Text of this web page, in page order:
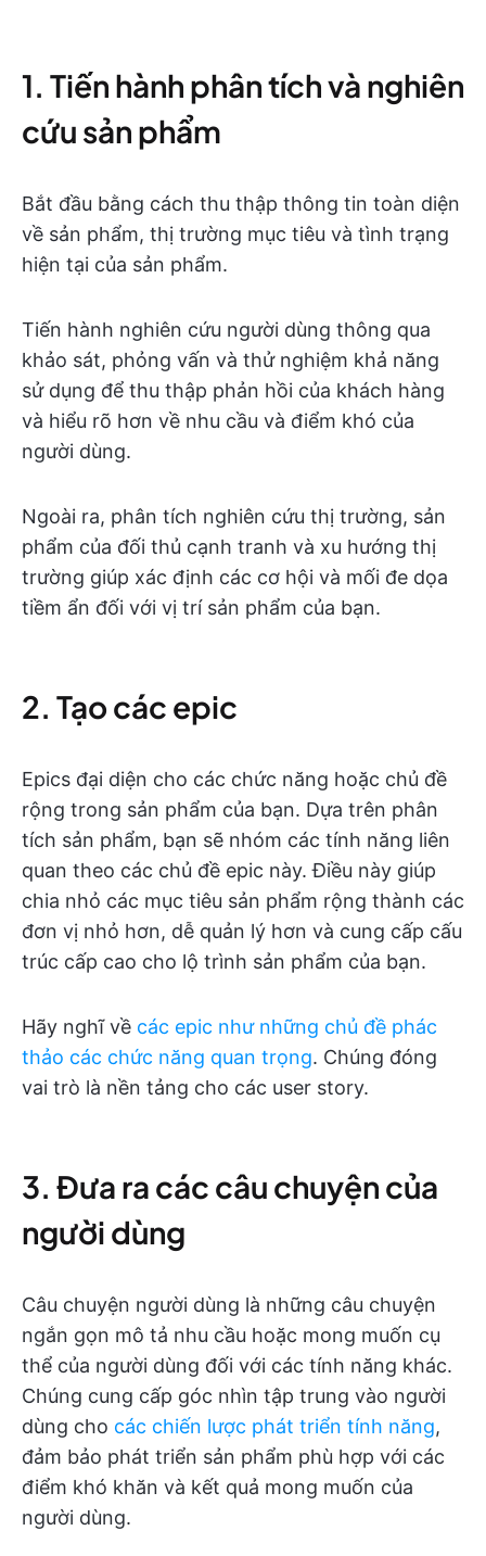
1. Tiến hành phân tích và nghiên
cứu sản phẩm
Bắt đầu bằng cách thu thập thông tin toàn diện
về sản phẩm, thị trường mục tiêu và tình trạng
hiện tại của sản phẩm.
Tiến hành nghiên cứu người dùng thông qua
khảo sát, phỏng vấn và thử nghiệm khả năng
sử dụng để thu thập phản hồi của khách hàng
và hiểu rõ hơn về nhu cầu và điểm khó của
người dùng.
Ngoài ra, phân tích nghiên cứu thị trường, sản
phẩm của đối thủ cạnh tranh và xu hướng thị
trường giúp xác định các cơ hội và mối đe dọa
tiềm ẩn đối với vị trí sản phẩm của bạn.
2. Tạo các epic
Epics đại diện cho các chức năng hoặc chủ đề
rộng trong sản phẩm của bạn. Dựa trên phân
tích sản phẩm, bạn sẽ nhóm các tính năng liên
quan theo các chủ đề epic này. Điều này giúp
chia nhỏ các mục tiêu sản phẩm rộng thành các
đơn vị nhỏ hơn, dễ quản lý hơn và cung cấp cấu
trúc cấp cao cho lộ trình sản phẩm của bạn.
Hãy nghĩ về các epic như những chủ đề phác
thảo các chức năng quan trọng. Chúng đóng
vai trò là nền tảng cho các user story.
3. Đưa ra các câu chuyện của
người dùng
Câu chuyện người dùng là những câu chuyện
ngắn gọn mô tả nhu cầu hoặc mong muốn cụ
thể của người dùng đối với các tính năng khác.
Chúng cung cấp góc nhìn tập trung vào người
dùng cho các chiến lược phát triển tính năng,
đảm bảo phát triển sản phẩm phù hợp với các
điểm khó khăn và kết quả mong muốn của
người dùng.